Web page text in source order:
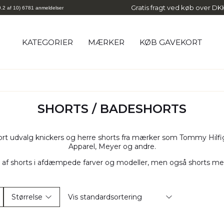
af 10) 6781 anmeldelser Gratis fragt ved køb over
KATEGORIER MÆRKER
Eton
Gant
Knowledge Cotton Apparel
King's Road
KØB GAVEKORT
SHORTS / BADESHORTS
udvalg knickers og herre shorts fra mærker som Tommy
Apparel, Meyer og andre.
shorts i afdæmpede farver og modeller, men også shorts
Størrelse Vis standardsortering